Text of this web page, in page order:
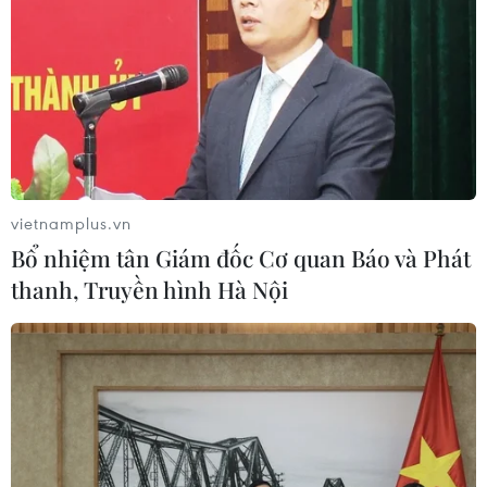
Doanh nhân Malaysia Jho Low phủ nhận
vai trò cầm đầu bê bối Quỹ 1MDB
06/01/2020 09:18
Jho Low khẳng định ông ta chỉ là một trung gian trong
vụ việc này do có quan hệ tốt với các doanh nhân nước
ngoài và các nhà hoạch định chính sách.
vietnamplus.vn
Bổ nhiệm tân Giám đốc Cơ quan Báo và Phát
thanh, Truyền hình Hà Nội